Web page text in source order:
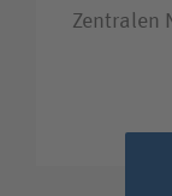
Zentralen